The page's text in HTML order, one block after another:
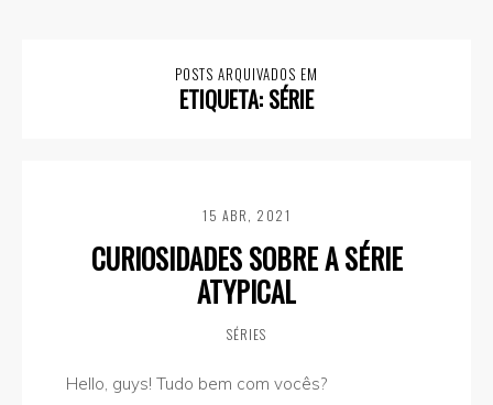
POSTS ARQUIVADOS EM
ETIQUETA: SÉRIE
15 ABR, 2021
CURIOSIDADES SOBRE A SÉRIE
ATYPICAL
SÉRIES
Hello, guys! Tudo bem com vocês?